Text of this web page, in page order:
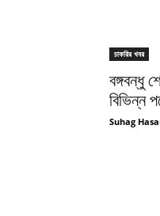
চাকরির খবর
বঙ্গবন্ধু
বিভিন্ন
Suhag